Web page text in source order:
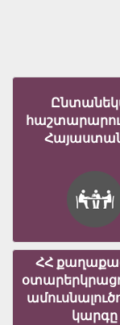
ՀՀ
կարգը